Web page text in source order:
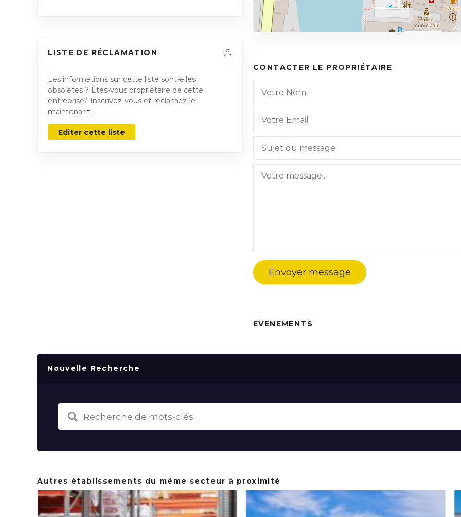
LISTE DE RÉCLAMATION
Les informations sur cette liste sont-elles
obsolètes ? Êtes-vous propriétaire de cette
entreprise? Inscrivez-vous et réclamez-le
maintenant.
Editer cette liste
CONTACTER LE PROPRIÉTAIRE
Envoyer message
EVENEMENTS
Nouvelle Recherche
Autres établissements du même secteur à proximité